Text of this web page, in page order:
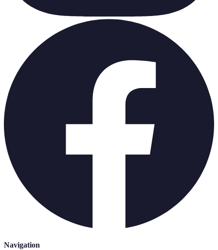
Navigation